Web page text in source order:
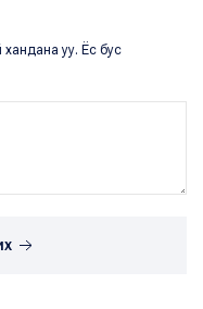
хандана уу. Ёс бус